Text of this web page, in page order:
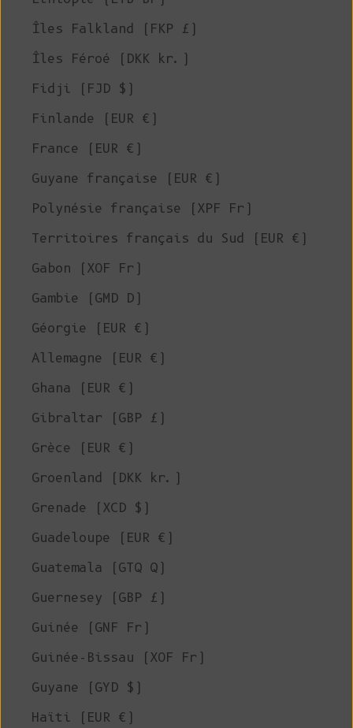
Îles Falkland (FKP £)
Îles Féroé (DKK kr.)
Fidji (FJD $)
Finlande (EUR €)
France (EUR €)
Guyane française (EUR €)
Polynésie française (XPF Fr)
Territoires français du Sud (EUR €)
Gabon (XOF Fr)
Gambie (GMD D)
Géorgie (EUR €)
Allemagne (EUR €)
Ghana (EUR €)
Gibraltar (GBP £)
Grèce (EUR €)
Groenland (DKK kr.)
Grenade (XCD $)
Guadeloupe (EUR €)
Guatemala (GTQ Q)
Guernesey (GBP £)
Guinée (GNF Fr)
Guinée-Bissau (XOF Fr)
Guyane (GYD $)
Haïti (EUR €)